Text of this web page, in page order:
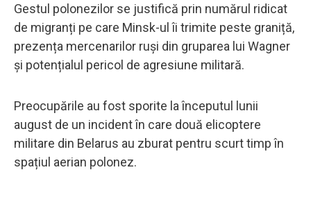
Gestul polonezilor se justifică prin numărul ridicat
de migranți pe care Minsk-ul îi trimite peste graniță,
prezența mercenarilor ruși din gruparea lui Wagner
și potențialul pericol de agresiune militară.
Preocupările au fost sporite la începutul lunii
august de un incident în care două elicoptere
militare din Belarus au zburat pentru scurt timp în
spațiul aerian polonez.